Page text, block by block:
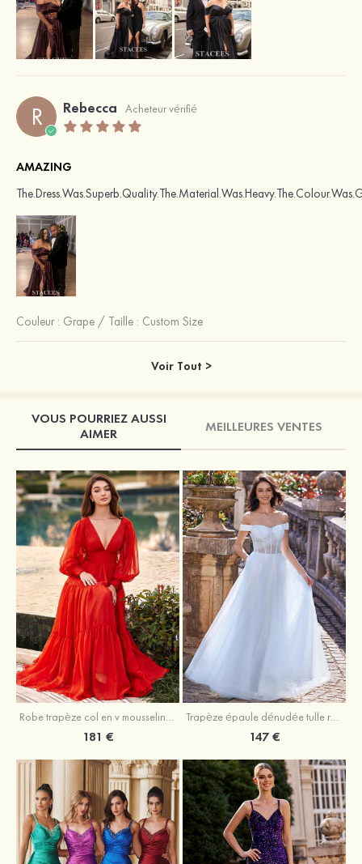
R Rebecca Acheteur vérifié
AMAZING
Couleur : Grape / Taille : Custom Size
Voir Tout >
VOUS POURRIEZ AUSSI
AIMER
MEILLEURES VENTES
181 € 147 €